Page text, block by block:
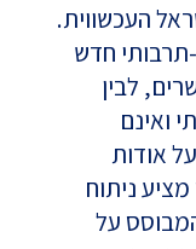
העכשווית.
תרבותי חדש
לבין
ואינם
אודות
ניתוח
על